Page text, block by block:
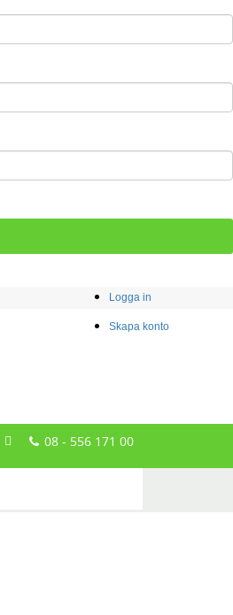
Logga in
Skapa konto
08 - 556 171 00